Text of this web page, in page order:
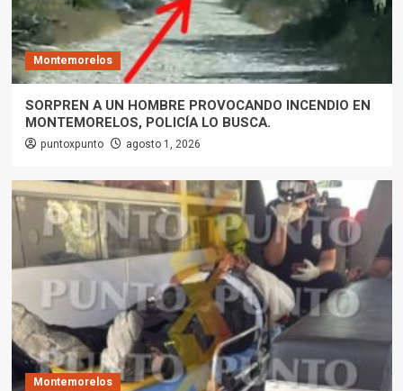
Montemorelos
SORPREN A UN HOMBRE PROVOCANDO INCENDIO EN
MONTEMORELOS, POLICÍA LO BUSCA.
puntoxpunto agosto 1, 2026
Montemorelos